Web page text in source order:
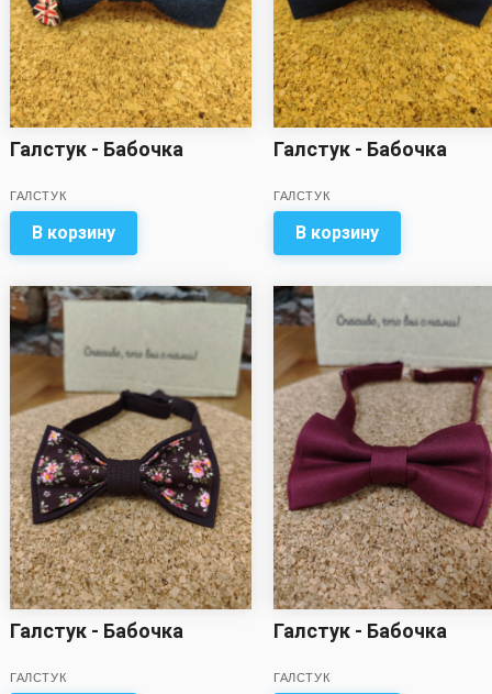
Галстук - Бабочка
ГАЛСТУК
В корзину
Галстук - Бабочка
ГАЛСТУК
В корзину
Галстук - Бабочка
ГАЛСТУК
Галстук - Бабочка
ГАЛСТУК